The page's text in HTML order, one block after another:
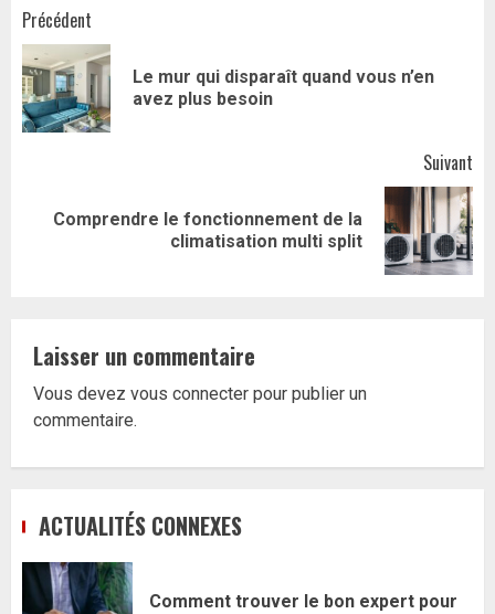
Navigation
d’article
Précédent
Le mur qui disparaît quand vous n’en
avez plus besoin
Suivant
ArticleComprendre le fonctionnement de la
climatisation multi split
Laisser un commentaire
Vous devez vous connecter pour publier un
commentaire.
ACTUALITÉS CONNEXES
Comment trouver le bon expert pour